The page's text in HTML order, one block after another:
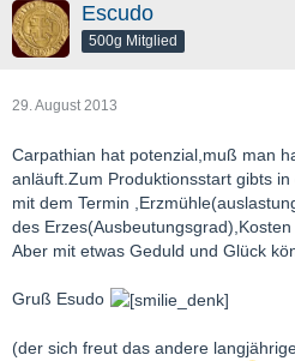
Escudo
500g Mitglied
29. August 2013
Carpathian hat potenzial,muß man
anläuft.Zum Produktionsstart gibts
mit dem Termin
des Erzes(Ausbeutungsgrad),Kosten
Aber mit etwas Geduld und Glück
Gruß Esudo
(der sich freut das andere